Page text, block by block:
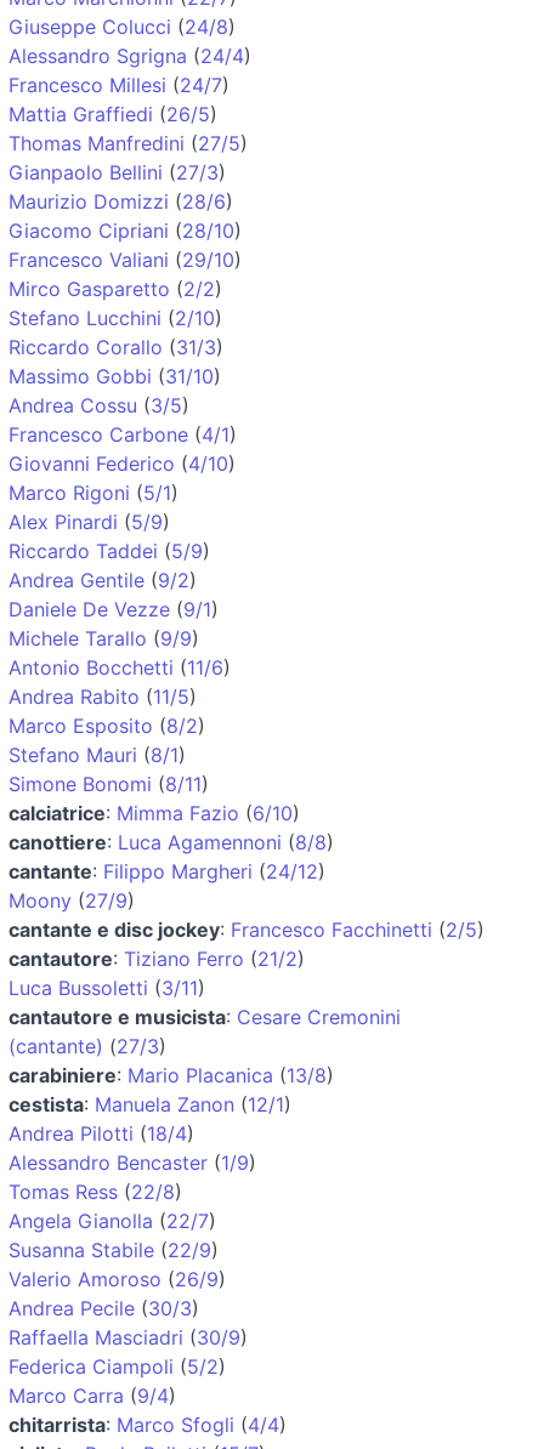
Giuseppe Colucci (24/8)
Alessandro Sgrigna (24/4)
Francesco Millesi (24/7)
Mattia Graffiedi (26/5)
Thomas Manfredini (27/5)
Gianpaolo Bellini (27/3)
Maurizio Domizzi (28/6)
Giacomo Cipriani (28/10)
Francesco Valiani (29/10)
Mirco Gasparetto (2/2)
Stefano Lucchini (2/10)
Riccardo Corallo (31/3)
Massimo Gobbi (31/10)
Andrea Cossu (3/5)
Francesco Carbone (4/1)
Giovanni Federico (4/10)
Marco Rigoni (5/1)
Alex Pinardi (5/9)
Riccardo Taddei (5/9)
Andrea Gentile (9/2)
Daniele De Vezze (9/1)
Michele Tarallo (9/9)
Antonio Bocchetti (11/6)
Andrea Rabito (11/5)
Marco Esposito (8/2)
Stefano Mauri (8/1)
Simone Bonomi (8/11)
calciatrice: Mimma Fazio (6/10)
canottiere: Luca Agamennoni (8/8)
cantante: Filippo Margheri (24/12)
Moony (27/9)
cantante e disc jockey: Francesco Facchinetti (2/5)
cantautore: Tiziano Ferro (21/2)
Luca Bussoletti (3/11)
cantautore e musicista: Cesare Cremonini
(cantante) (27/3)
carabiniere: Mario Placanica (13/8)
cestista: Manuela Zanon (12/1)
Andrea Pilotti (18/4)
Alessandro Bencaster (1/9)
Tomas Ress (22/8)
Angela Gianolla (22/7)
Susanna Stabile (22/9)
Valerio Amoroso (26/9)
Andrea Pecile (30/3)
Raffaella Masciadri (30/9)
Federica Ciampoli (5/2)
Marco Carra (9/4)
chitarrista: Marco Sfogli (4/4)